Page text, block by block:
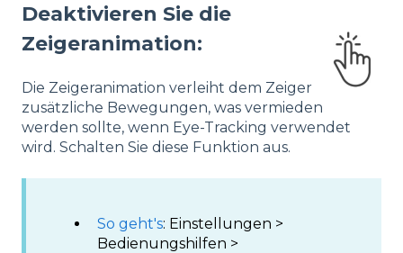
Deaktivieren Sie die
Zeigeranimation:
Die Zeigeranimation verleiht dem Zeiger
zusätzliche Bewegungen, was vermieden
werden sollte, wenn Eye-Tracking verwendet
wird. Schalten Sie diese Funktion aus.
So geht's: Einstellungen >
Bedienungshilfen >